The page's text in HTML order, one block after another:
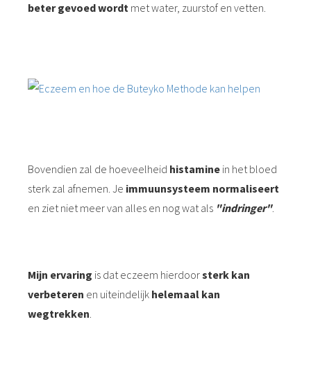
beter gevoed wordt met water, zuurstof en vetten.
Bovendien zal de hoeveelheid histamine in het bloed
sterk zal afnemen. Je immuunsysteem normaliseert
en ziet niet meer van alles en nog wat als "indringer".
Mijn ervaring is dat eczeem hierdoorsterk kan
verbeteren en uiteindelijk helemaal kan
wegtrekken.